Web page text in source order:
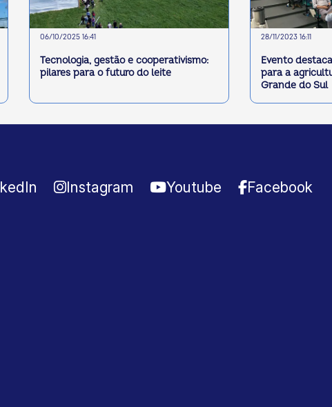
06/10/2025 16:41
Tecnologia, gestão e cooperativismo:
pilares para o futuro do leite
28/11/2023 16:11
Evento
para a
Grande do Sul
Instagram Youtube Facebook